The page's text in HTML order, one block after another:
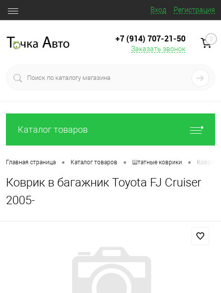
Вход Регистрация
+7 (914) 707‒21‒50
Заказать звонок
0
Каталог товаров
Главная страница • Каталог товаров • Штатные коврики • Коврик
Коврик в багажник Toyota FJ Cruiser
2005-